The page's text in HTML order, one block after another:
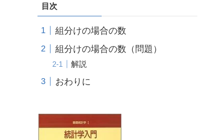
目次
組分けの場合の数
組分けの場合の数（問題）
解説
おわりに